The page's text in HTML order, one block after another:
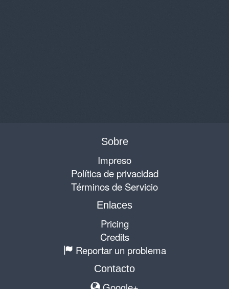
Sobre
Impreso
Política de privacidad
Términos de Servicio
Enlaces
Pricing
Credits
Reportar un problema
Contacto